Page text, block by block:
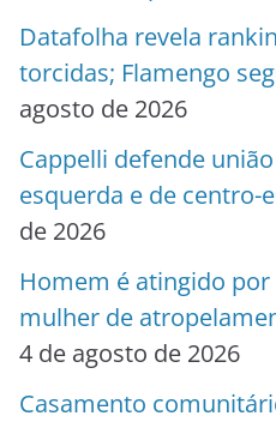
Datafolha revela
torcidas; Flamengo
agosto de 2026
Cappelli defende
esquerda e de centro-
de 2026
Homem é atingido
mulher de
4 de agosto de 2026
Casamento